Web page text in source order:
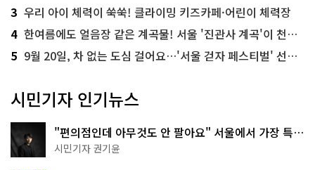
3 우리 아이 체력이 쑥쑥! 클라이밍 키즈카페·어린이 체력장
4 한여름에도 얼음장 같은 계곡물! 서울 '진관사 계곡'이 천국이네~
5 9월 20일, 차 없는 도심 걸어요…'서울 걷자 페스티벌' 선착순 5천명
시민기자 인기뉴스
"편의점인데 아무것도 안 팔아요" 서울에서 가장 특별
한 편의점의 정체
시민기자 권기윤